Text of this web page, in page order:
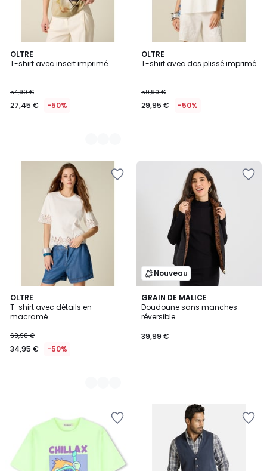
OLTRE
T-shirt avec insert imprimé
54,90 €
27,45 € -50%
3
Couleurs
OLTRE
T-shirt avec dos plissé imprimé
59,90 €
29,95 € -50%
OLTRE
T-shirt avec détails en
macramé
69,90 €
34,95 € -50%
2
Couleurs
Nouveau
GRAIN DE MALICE
Doudoune sans manches
réversible
39,99 €